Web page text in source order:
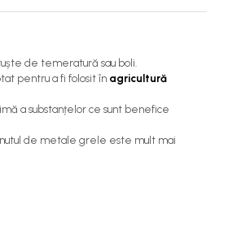
de temeratură sau boli.
pentru a fi folosit în agricultură
a substanțelor ce sunt benefice
de metale grele este mult mai